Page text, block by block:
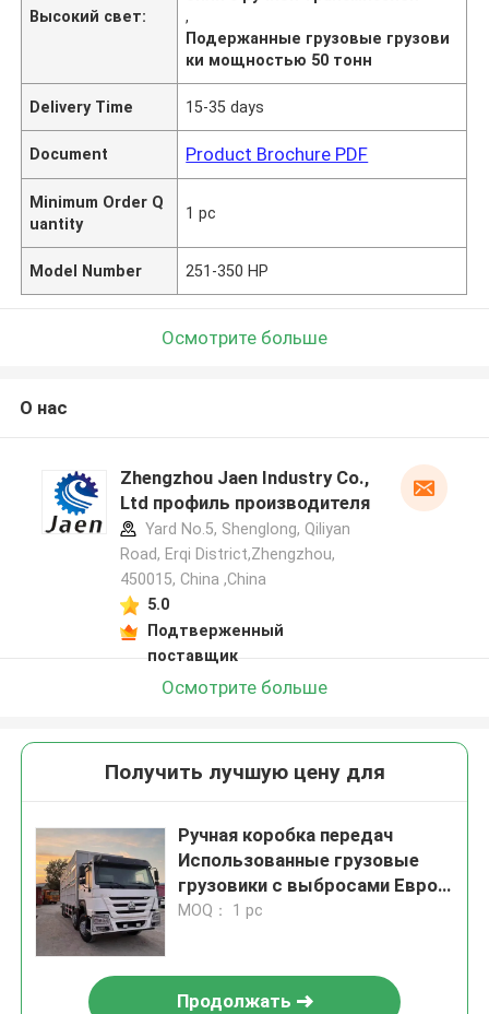
Высокий свет:
,
Подержанные грузовые грузови
ки мощностью 50 тонн
Delivery Time 15-35 days
Document Product Brochure PDF
Minimum Order Q
uantity
1 pc
Model Number 251-350 HP
Осмотрите больше
О нас
Zhengzhou Jaen Industry Co.,
Ltd профиль производителя
Yard No.5, Shenglong, Qiliyan
Road, Erqi District,Zhengzhou,
450015, China ,China
5.0
Подтверженный
поставщик
Осмотрите больше
Получить лучшую цену для
Ручная коробка передач
Использованные грузовые
грузовики с выбросами Евро2
и мощностью 10-50 тонн
MOQ： 1 pc
Продолжать